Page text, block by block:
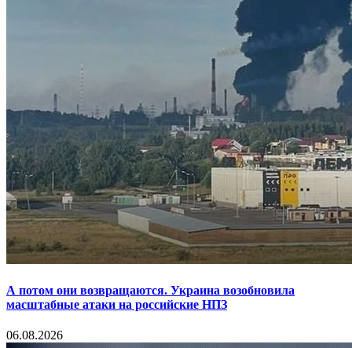
А потом они возвращаются. Украина возобновила
масштабные атаки на российские НПЗ
06.08.2026